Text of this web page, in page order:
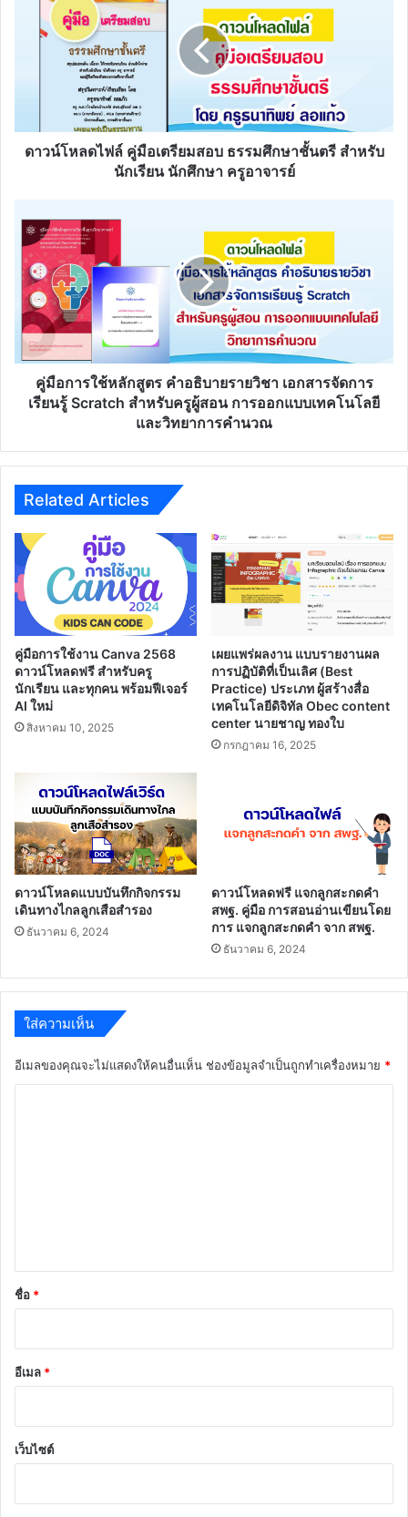
เตรียม
ตรี
สำหรับ
อาจารย์
ดาวน์โหลดไฟล์ คู่มือเตรียมสอบ ธรรมศึกษาชั้นตรี สำหรับ
นักเรียน นักศึกษา ครูอาจารย์
การ
ใช้
หลักสูตร
คำ
อธิบาย
รายวิชา
เอกสาร
จัดการ
เรียน
ครู
สอน
การ
ออกแบบ
เทคโนโลยี
และ
วิทยาการ
คำนวณ
คู่มือการใช้หลักสูตร คำอธิบายรายวิชา เอกสารจัดการ
เรียนรู้ Scratch สำหรับครูผู้สอน การออกแบบเทคโนโลยี
และวิทยาการคำนวณ
Related Articles
คู่มือการใช้งาน Canva 2568
ดาวน์โหลดฟรี สำหรับครู
นักเรียน และทุกคน พร้อมฟีเจอร์
AI ใหม่
สิงหาคม 10, 2025
เผยแพร่ผลงาน แบบรายงานผล
การปฏิบัติที่เป็นเลิศ (Best
Practice) ประเภท ผู้สร้างสื่อ
เทคโนโลยีดิจิทัล Obec content
center นายชาญ ทองใบ
กรกฎาคม 16, 2025
ดาวน์โหลดแบบบันทึกกิจกรรม
เดินทางไกลลูกเสือสำรอง
ธันวาคม 6, 2024
ดาวน์โหลดฟรี แจกลูกสะกดคำ
สพฐ. คู่มือ การสอนอ่านเขียนโดย
การ แจกลูกสะกดคำ จาก สพฐ.
ธันวาคม 6, 2024
ใส่ความเห็น
อีเมลของคุณจะไม่แสดงให้คนอื่นเห็น ช่องข้อมูลจำเป็นถูกทำเครื่องหมาย *
*
ชื่อ *
อีเมล *
เว็บไซต์